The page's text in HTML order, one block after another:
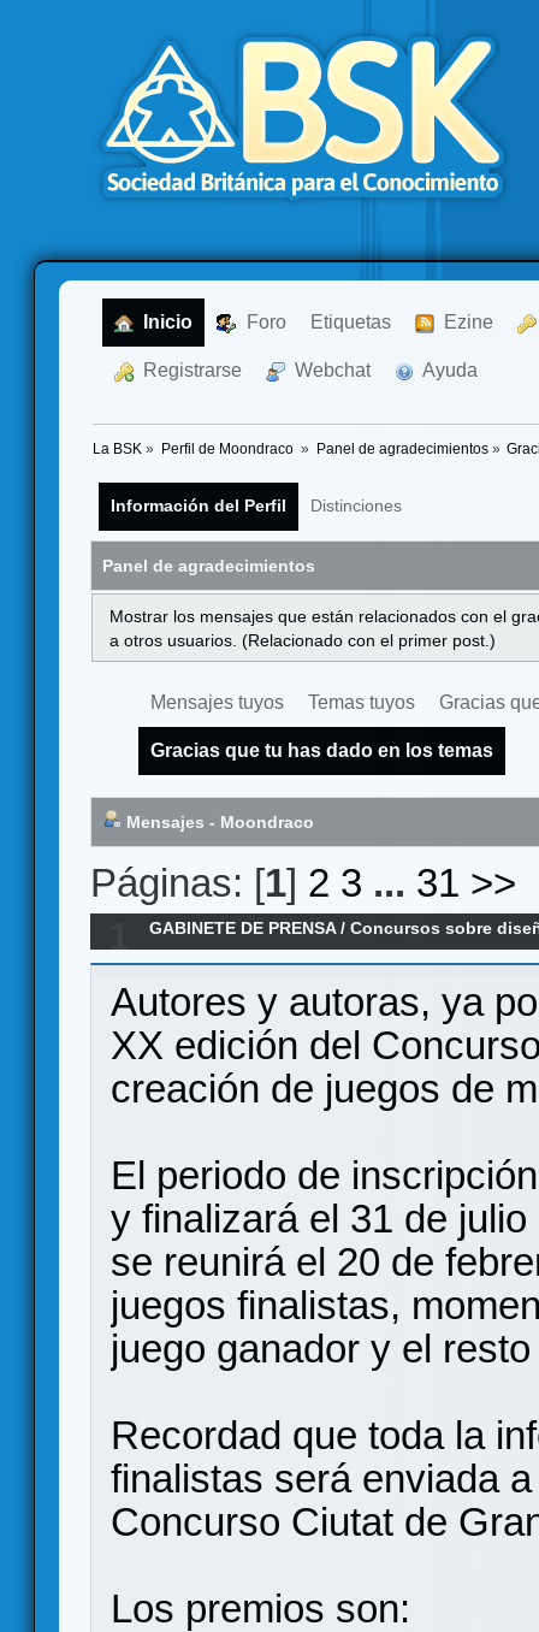
Inicio Foro Etiquetas Ezine
Registrarse Webchat Ayuda
La BSK » Perfil de Moondraco » Panel de agradecimientos»
Información del Perfil Distinciones
Panel de agradecimientos
Mostrar los mensajes que están relacionados con el
a otros usuarios. (Relacionado con el primer post.)
Mensajes tuyos Temas tuyos Gracias
Gracias que tu has dado en los temas
Mensajes - Moondraco
Páginas: [1] 2 3 ... 31 >>
GABINETE DE PRENSA/Concursos sobre
Concurso Ciutat de Granollers de creación de
Autores y autoras, ya
XX edición del
creación de juegos de
El periodo de
y finalizará el 31 de
se reunirá el 20 de
juegos finalistas,
juego ganador y el
Recordad que toda la
finalistas será enviada
Concurso Ciutat de
Los premios son: